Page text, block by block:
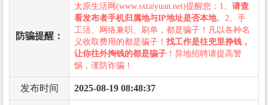
防骗提醒：
太原生活网(www.sxtaiyuan.net)提醒您：1、 请查
看发布者手机归属地与IP地址是否本地。2、手
工活、网络兼职、刷单，都是骗子！凡以各种名
义收取费用的都是骗子！ 找工作是往兜里挣钱，
让你往外掏钱的都是骗子 ！异地招聘请提高警
惕，谨防诈骗！
发布时间 2025-08-19 08:48:37